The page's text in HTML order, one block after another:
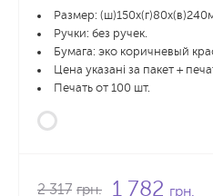
Размер:
Ручки: без ручек.
Бумага: эко коричневый
Цена указані за пакет +
Печать от 100 шт.
2 317 грн. 1 782 грн.